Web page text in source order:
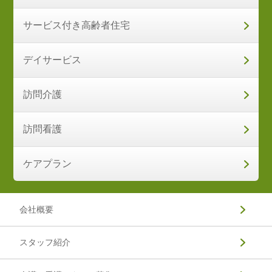
サービス付き高齢者住宅
デイサービス
訪問介護
訪問看護
ケアプラン
会社概要
スタッフ紹介